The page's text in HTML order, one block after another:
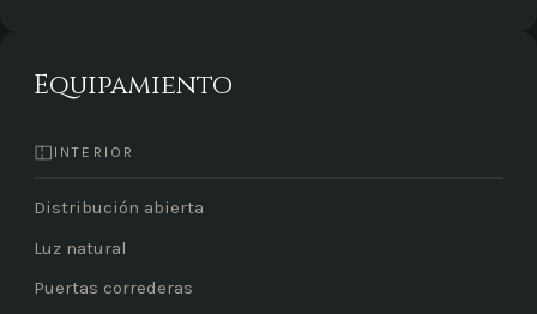
Equipamiento
INTERIOR
Distribución abierta
Luz natural
Puertas correderas